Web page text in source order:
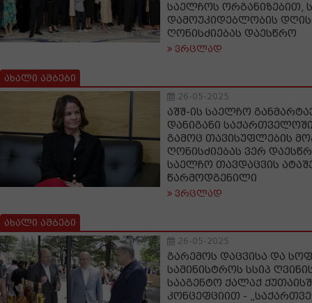
საელჩოს ორგანიზებით,
დამოუკიდებლობის
ღონისძიებას დაესწრო
ვრცლად
ახალი ამბები
26-05-2025
აშშ-ის საელჩო
დანიგანი
გამოც თავისუფლების
ღონისძიებას ვერ
საელჩო თავდაცვის
წარმოდგენილი
ვრცლად
ახალი ამბები
26-05-2025
გარემოს დაცვისა და
სამინისტროს სსიპ
სააგენტო ქალაქ
კონცეფციით -